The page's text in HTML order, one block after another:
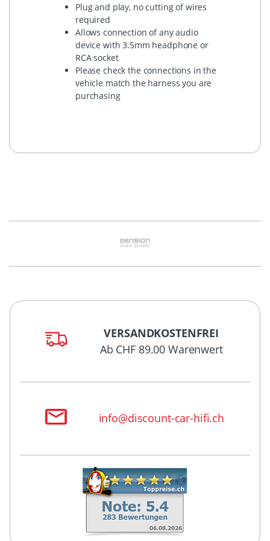
Plug and play, no cutting of wires
required
Allows connection of any audio
device with 3.5mm headphone or
RCA socket
Please check the connections in the
vehicle match the harness you are
purchasing
VERSANDKOSTENFREI
Ab CHF 89.00 Warenwert
info@discount-car-hifi.ch